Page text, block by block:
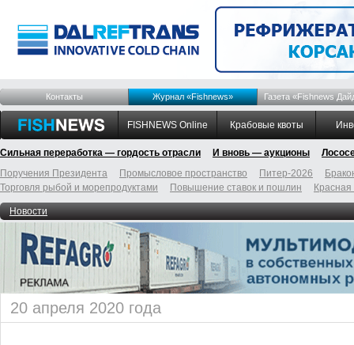
Контакты Журнал «Fishnews» Газета «Fishnews
FISHNEWS Online Крабовые квоты
Сильная переработка — гордость отрасли И вновь — аукционы
Поручения Президента
Промысловое пространство Питер-2026
Торговля рыбой и морепродуктами
Повышение ставок и пошлин
Новости
20 апреля 2020 года